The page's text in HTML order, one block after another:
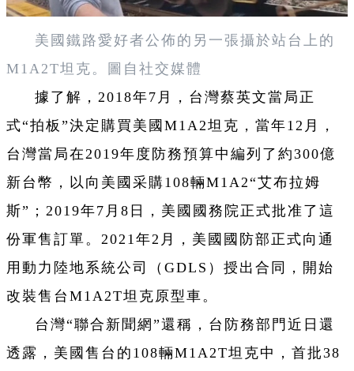
美國鐵路愛好者公佈的另一張攝於站台上的
M1A2T坦克。圖自社交媒體
據了解，2018年7月，台灣蔡英文當局正
式“拍板”決定購買美國M1A2坦克，當年12月，
台灣當局在2019年度防務預算中編列了約300億
新台幣，以向美國采購108輛M1A2“艾布拉姆
斯”；2019年7月8日，美國國務院正式批准了這
份軍售訂單。2021年2月，美國國防部正式向通
用動力陸地系統公司（GDLS）授出合同，開始
改裝售台M1A2T坦克原型車。
台灣“聯合新聞網”還稱，台防務部門近日還
透露，美國售台的108輛M1A2T坦克中，首批38